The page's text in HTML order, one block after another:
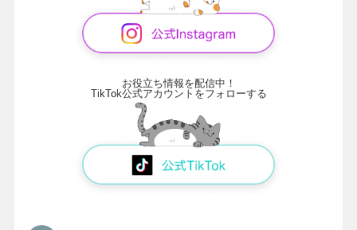
お役立ち情報を配信中！
TikTok公式アカウントをフォローする